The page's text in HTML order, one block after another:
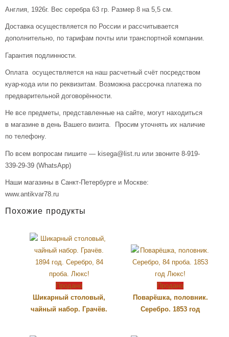
Англия, 1926г. Вес серебра 63 гр. Размер 8 на 5,5 см.
Доставка осуществляется по России и рассчитывается
дополнительно, по тарифам почты или транспортной компании.
Гарантия подлинности.
Оплата осуществляется на наш расчетный счёт посредством
куар-кода или по реквизитам. Возможна рассрочка платежа по
предварительной договорённости.
Не все предметы, представленные на сайте, могут находиться
в магазине в день Вашего визита. Просим уточнять их наличие
по телефону.
По всем вопросам пишите — kisega@list.ru или звоните 8-919-
339-29-39 (WhatsApp)
Наши магазины в Санкт-Петербурге и Москве:
www.antikvar78.ru
Похожие продукты
Продано
Шикарный столовый,
чайный набор. Грачёв.
Продано
Поварёшка, половник.
Серебро. 1853 год